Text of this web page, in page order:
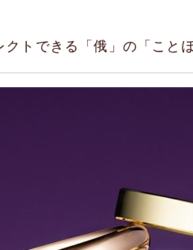
クトできる「俄」の「こと